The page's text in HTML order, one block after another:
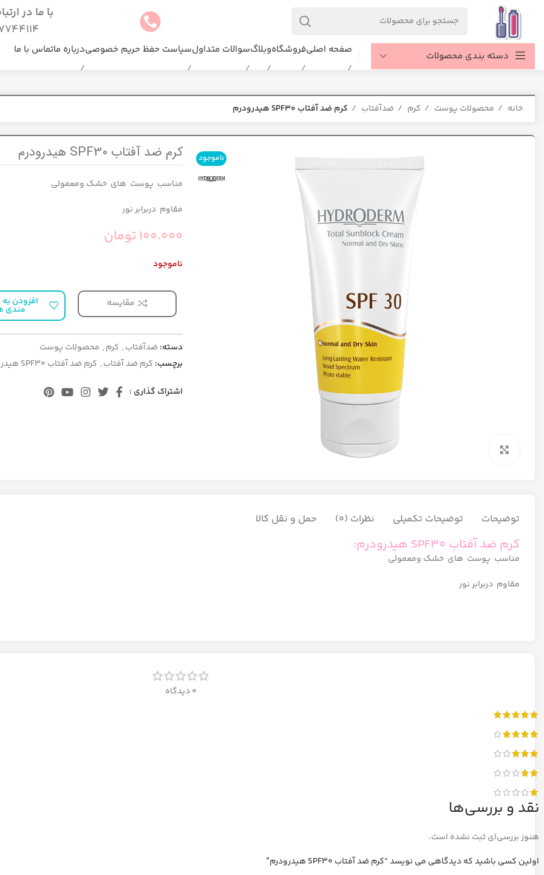
با ما در
دسته بندی محصولات صفحه اصلیفروشگاهوبلاگسوالات متداولسیاست حفظ حریم خصوصیدرباره ماتماس با ما
خانه محصولات پوست کرم ضدآفتاب كرم ضد آفتاب SPF30 هیدرودرم
ناموجود كرم ضد آفتاب SPF30 هیدرودرم
مناسب پوست های خشک ومعمولی
مقاوم دربرابر نور
100.000تومان
ناموجود
مقایسه افزودن به
مندی
دسته: ضدآفتاب, کرم, محصولات پوست
برچسب: كرم ضد آفتاب, كرم ضد آفتاب SPF30 هیدرودرم
اشتراک گذاری :
توضیحات توضیحات تکمیلی نظرات (0) حمل و نقل کالا
كرم ضد آفتاب SPF30 هیدرودرم:
مناسب پوست های خشک ومعمولی
مقاوم دربرابر نور
0 دیدگاه
نقد و بررسی‌ها
هنوز بررسی‌ای ثبت نشده است.
اولین کسی باشید که دیدگاهی می نویسد “كرم ضد آفتاب SPF30 هیدرودرم”